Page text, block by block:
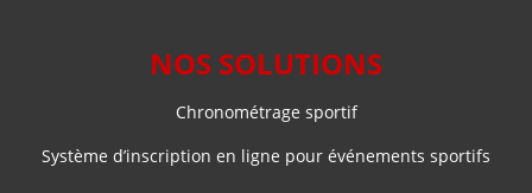
NOS SOLUTIONS
Chronométrage sportif
Système d’inscription en ligne pour événements sportifs